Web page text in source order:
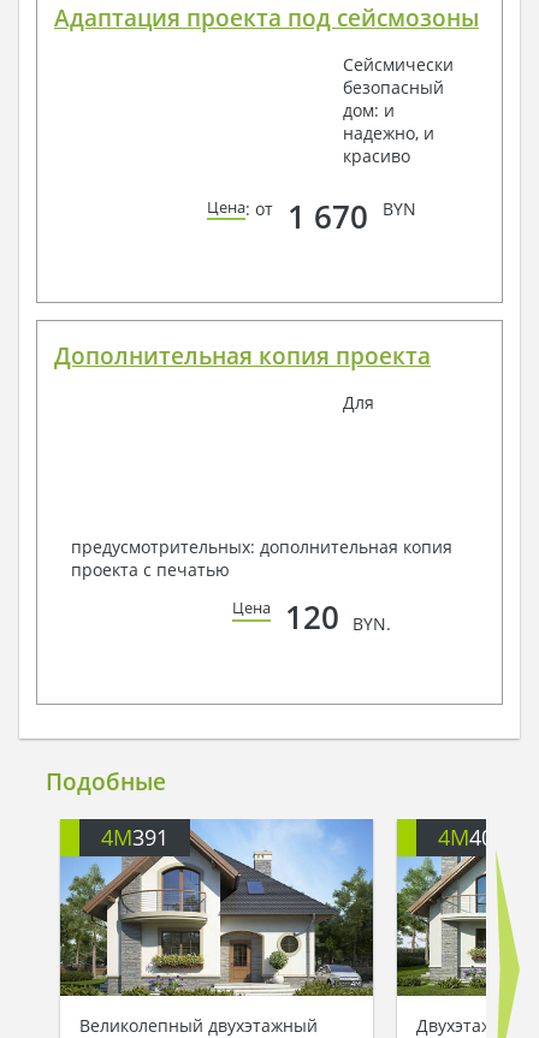
Адаптация проекта под сейсмозоны
Сейсмически
безопасный
дом: и
надежно, и
красиво
Цена: от 1 670 BYN
Дополнительная копия проекта
Для
предусмотрительных: дополнительная копия
проекта с печатью
Цена 120 BYN.
Подобные
4M391
Великолепный двухэтажный
4M401
Двухэтажный